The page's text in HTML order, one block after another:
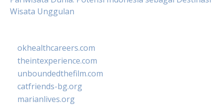
Wisata Unggulan
okhealthcareers.com
theintexperience.com
unboundedthefilm.com
catfriends-bg.org
marianlives.org